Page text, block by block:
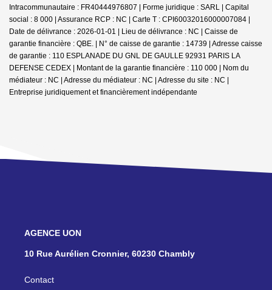
Intracommunautaire : FR40444976807 | Forme juridique : SARL | Capital
social : 8 000 | Assurance RCP : NC | Carte T : CPI60032016000007084 |
Date de délivrance : 2026-01-01 | Lieu de délivrance : NC | Caisse de
garantie financière : QBE. | N° de caisse de garantie : 14739 | Adresse caisse
de garantie : 110 ESPLANADE DU GNL DE GAULLE 92931 PARIS LA
DEFENSE CEDEX | Montant de la garantie financière : 110 000 | Nom du
médiateur : NC | Adresse du médiateur : NC | Adresse du site : NC |
Entreprise juridiquement et financièrement indépendante
NOS AGENCES
10 Rue Aurélien Cronnier, 60230 Chambly
Contact